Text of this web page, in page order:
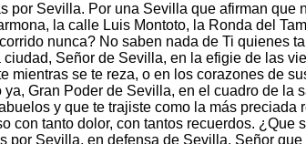
por Sevilla. Por una Sevilla que afirman que
la calle Luis Montoto, la Ronda del
nunca? No saben nada de Ti quienes
Señor de Sevilla, en la efigie de las
mientras se te reza, o en los corazones de
Gran Poder de Sevilla, en el cuadro de la
y que te trajiste como la más preciada
con tanto dolor, con tantos recuerdos. ¿Que
por Sevilla, en defensa de Sevilla, Señor que